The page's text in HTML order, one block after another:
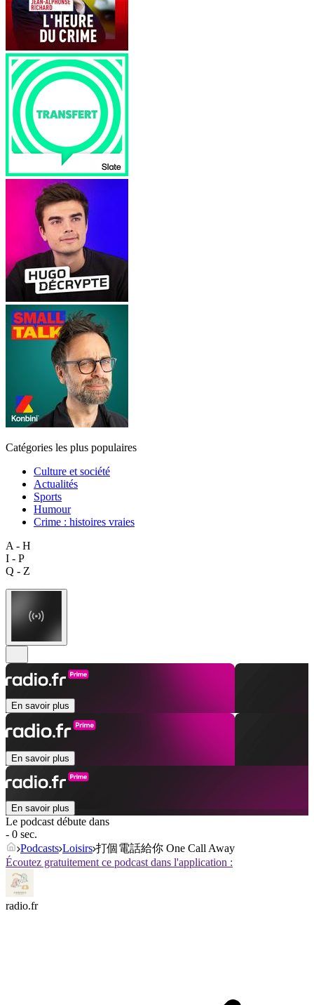
Catégories les plus populaires
Culture et société
Actualités
Sports
Humour
Crime : histoires vraies
A - H
I - P
Q - Z
En savoir plus
En savoir plus
En savoir plus
Le podcast débute dans
- 0 sec.
Podcasts Loisirs 打個電話給你 One Call Away
Écoutez gratuitement ce podcast dans l'application :
radio.fr